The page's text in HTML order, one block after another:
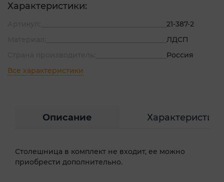
Характеристики:
21-387-2
ЛДСП
Россия
Все характеристики
Описание Характеристики
Столешница в комплект не входит, ее можно
приобрести дополнительно.